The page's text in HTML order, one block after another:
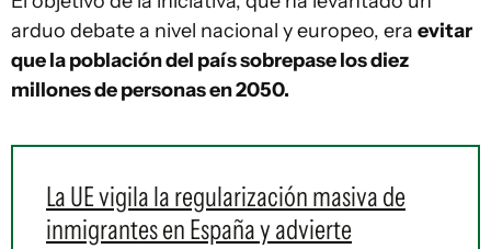
arduo debate a nivel nacional y europeo, era evitar
que la población del país sobrepase los diez
millones de personas en 2050.
La UE vigila la regularización masiva de
inmigrantes en España y advierte